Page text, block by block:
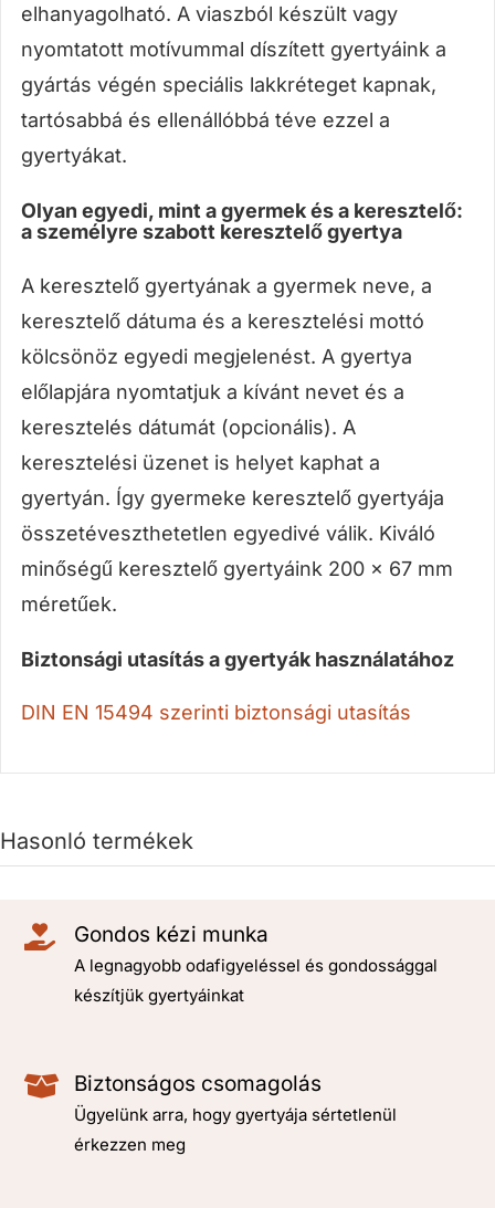
elhanyagolható. A viaszból készült vagy
nyomtatott motívummal díszített gyertyáink a
gyártás végén speciális lakkréteget kapnak,
tartósabbá és ellenállóbbá téve ezzel a
gyertyákat.
Olyan egyedi, mint a gyermek és a keresztelő:
a személyre szabott keresztelő gyertya
A keresztelő gyertyának a gyermek neve, a
keresztelő dátuma és a keresztelési mottó
kölcsönöz egyedi megjelenést. A gyertya
előlapjára nyomtatjuk a kívánt nevet és a
keresztelés dátumát (opcionális). A
keresztelési üzenet is helyet kaphat a
gyertyán. Így gyermeke keresztelő gyertyája
összetéveszthetetlen egyedivé válik. Kiváló
minőségű keresztelő gyertyáink 200 x 67 mm
méretűek.
Biztonsági utasítás a gyertyák használatához
DIN EN 15494 szerinti biztonsági utasítás
Hasonló termékek
Gondos kézi munka
A legnagyobb odafigyeléssel és gondossággal
készítjük gyertyáinkat
Biztonságos csomagolás
Ügyelünk arra, hogy gyertyája sértetlenül
érkezzen meg